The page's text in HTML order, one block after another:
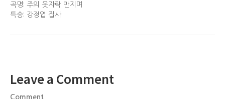
곡명: 주의 옷자락 만지며
특송: 강정엽 집사
Leave a Comment
Comment